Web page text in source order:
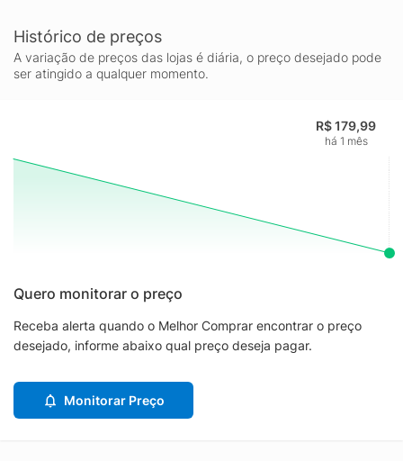
Histórico de preços
A variação de preços das lojas é diária, o preço desejado pode
ser atingido a qualquer momento.
R$ 179,99
há 1 mês
Quero monitorar o preço
Receba alerta quando o Melhor Comprar encontrar o preço
desejado, informe abaixo qual preço deseja pagar.
Monitorar Preço